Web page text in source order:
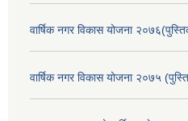
वार्षिक नगर विकास योजना
वार्षिक नगर विकास योजना २०७५